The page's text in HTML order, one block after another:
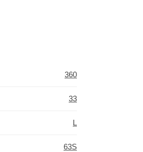
360
33
L
63S